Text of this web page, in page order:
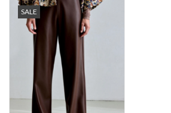
SALE